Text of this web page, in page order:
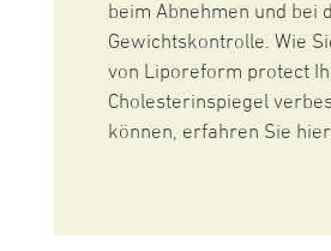
beim Abnehmen und bei
Gewichtskontrolle. Wie
von Liporeform protect
Cholesterinspiegel
können, erfahren Sie